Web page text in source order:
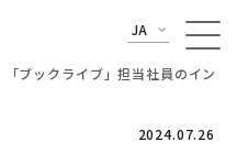
JA
「ブックライブ」担当社員のイン
2024.07.26